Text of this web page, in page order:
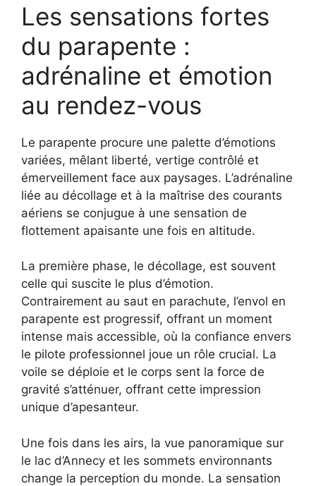
Les sensations fortes
du parapente :
adrénaline et émotion
au rendez-vous
Le parapente procure une palette d’émotions
variées, mêlant liberté, vertige contrôlé et
émerveillement face aux paysages. L’adrénaline
liée au décollage et à la maîtrise des courants
aériens se conjugue à une sensation de
flottement apaisante une fois en altitude.
La première phase, le décollage, est souvent
celle qui suscite le plus d’émotion.
Contrairement au saut en parachute, l’envol en
parapente est progressif, offrant un moment
intense mais accessible, où la confiance envers
le pilote professionnel joue un rôle crucial. La
voile se déploie et le corps sent la force de
gravité s’atténuer, offrant cette impression
unique d’apesanteur.
Une fois dans les airs, la vue panoramique sur
le lac d’Annecy et les sommets environnants
change la perception du monde. La sensation